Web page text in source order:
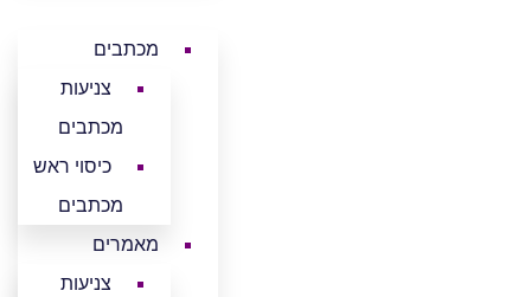
מכתבים
צניעות
מכתבים
כיסוי ראש
מכתבים
מאמרים
צניעות